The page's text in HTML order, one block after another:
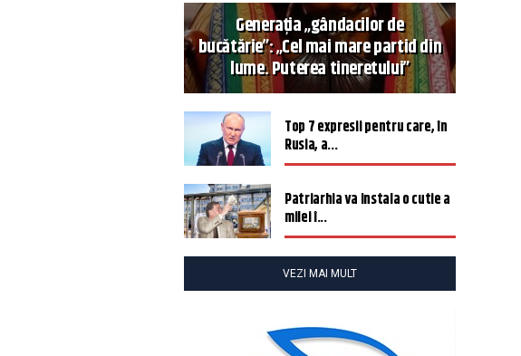
Generația „gândacilor de
bucătărie”: „Cel mai mare partid din
lume. Puterea tineretului”
Top 7 expresii pentru care, în
Rusia, a...
Patriarhia va instala o cutie a
milei î...
VEZI MAI MULT